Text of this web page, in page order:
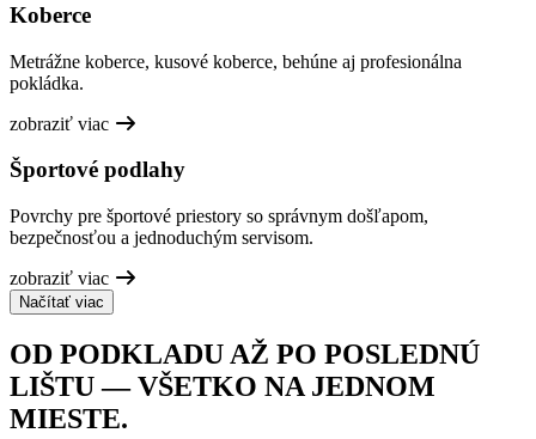
Koberce
Metrážne koberce, kusové koberce, behúne aj profesionálna
pokládka.
zobraziť viac
Športové podlahy
Povrchy pre športové priestory so správnym došľapom,
bezpečnosťou a jednoduchým servisom.
zobraziť viac
Načítať viac
OD PODKLADU AŽ PO POSLEDNÚ
LIŠTU — VŠETKO NA JEDNOM
MIESTE.